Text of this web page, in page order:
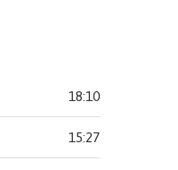
18:10
15:27